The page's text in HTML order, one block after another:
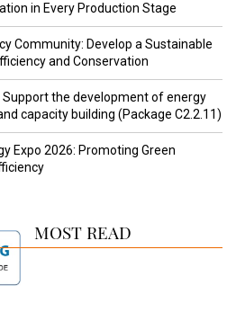
in Every Production Stage
Community: Develop a Sustainable
and Conservation
the development of energy
capacity building (Package C2.2.11)
Expo 2026: Promoting Green
MOST READ